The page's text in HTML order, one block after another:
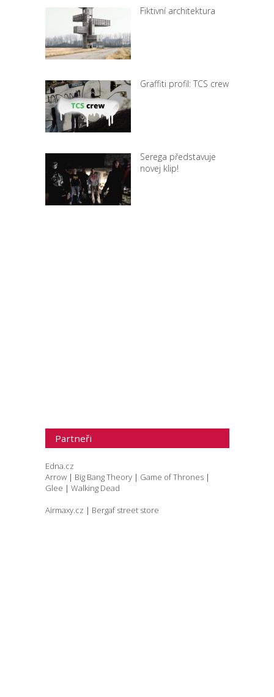
Fiktivní architektura
Graffiti profil: TCS crew
Serega představuje
novej klip!
Partneři
Edna.cz
Arrow | Big Bang Theory | Game of Thrones |
Glee | Walking Dead
Airmaxy.cz | Bergaf street store